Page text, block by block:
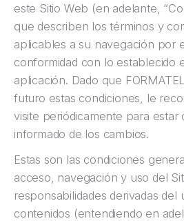
este Sitio Web (en adelante,
que describen los términos y
aplicables a su navegación por
conformidad con lo establecido
aplicación. Dado que
futuro estas condiciones, le
visite periódicamente para estar
informado de los cambios.
Estas son las condiciones
acceso, navegación y uso del
responsabilidades derivadas del
contenidos (entendiendo en